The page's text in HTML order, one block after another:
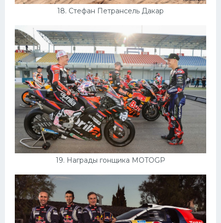
18. Стефан Петрансель Дакар
19. Награды гонщика MOTOGP